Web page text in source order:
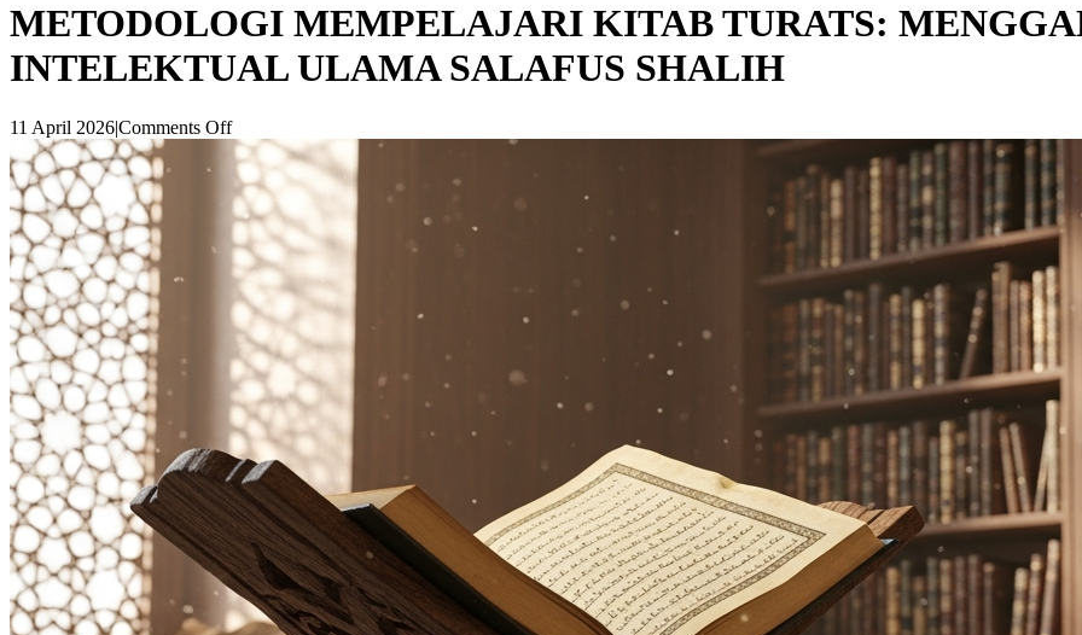
METODOLOGI MEMPELAJARI KITAB TURATS:
INTELEKTUAL ULAMA SALAFUS SHALIH
11 April 2026|Comments Off